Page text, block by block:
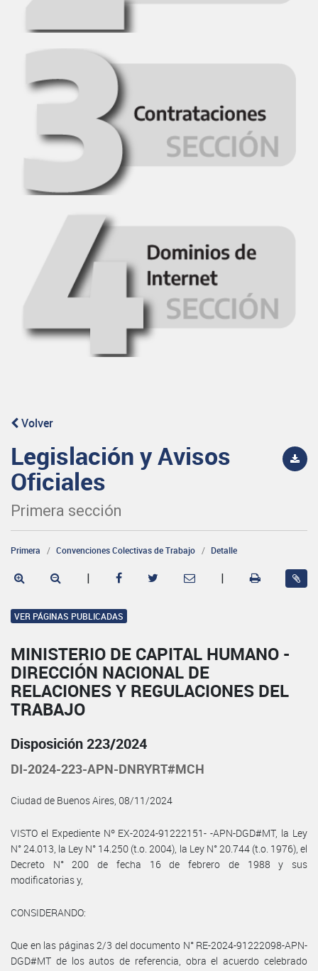
Volver
Legislación y Avisos
Oficiales
Primera sección
Primera Convenciones Colectivas de Trabajo Detalle
| |
VER PÁGINAS PUBLICADAS
MINISTERIO DE CAPITAL HUMANO -
DIRECCIÓN NACIONAL DE
RELACIONES Y REGULACIONES DEL
TRABAJO
Disposición 223/2024
DI-2024-223-APN-DNRYRT#MCH
Ciudad de Buenos Aires, 08/11/2024
VISTO el Expediente Nº EX-2024-91222151- -APN-DGD#MT, la Ley
N° 24.013, la Ley N° 14.250 (t.o. 2004), la Ley N° 20.744 (t.o. 1976), el
Decreto N° 200 de fecha 16 de febrero de 1988 y sus
modificatorias y,
CONSIDERANDO:
Que en las páginas 2/3 del documento N° RE-2024-91222098-APN-
DGD#MT de los autos de referencia, obra el acuerdo celebrado